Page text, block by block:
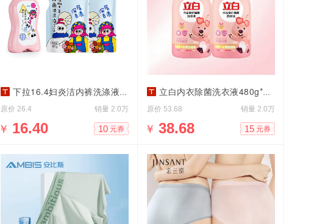
下拉16.4妇炎洁内裤洗涤液500g
原价 26.4 销量 2.0万
￥ 16.40 10 元券
立白内衣除菌洗衣液480g*2瓶
原价 53.68 销量 2.0万
￥ 38.68 15 元券